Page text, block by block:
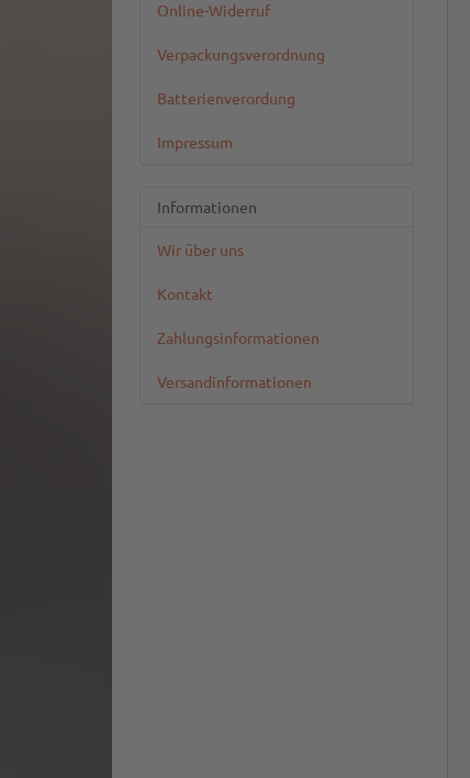
Online-Widerruf
Verpackungsverordnung
Batterienverordung
Impressum
Informationen
Wir über uns
Kontakt
Zahlungsinformationen
Versandinformationen